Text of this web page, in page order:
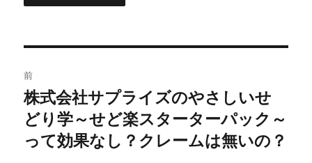
稿
ナ
ビ
前
過
去
の
株式会社サプライズのやさしいせ
どり学～せど楽スターターパック～
って効果なし？クレームは無いの？